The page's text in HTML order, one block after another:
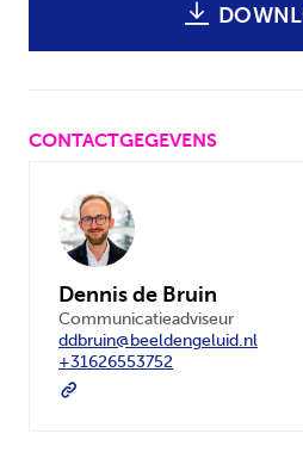
CONTACTGEGEVENS
Dennis de Bruin
Communicatieadviseur
ddbruin@beeldengeluid.nl
+31626553752